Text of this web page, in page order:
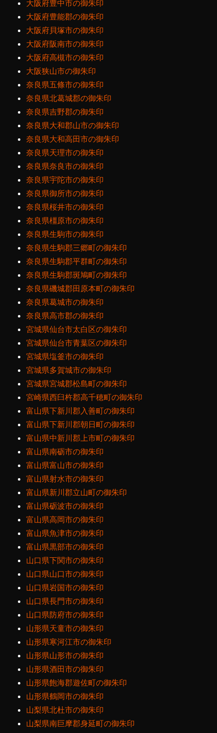
大阪府豊中市の御朱印
大阪府豊能郡の御朱印
大阪府貝塚市の御朱印
大阪府阪南市の御朱印
大阪府高槻市の御朱印
大阪狭山市の御朱印
奈良県五條市の御朱印
奈良県北葛城郡の御朱印
奈良県吉野郡の御朱印
奈良県大和郡山市の御朱印
奈良県大和高田市の御朱印
奈良県天理市の御朱印
奈良県奈良市の御朱印
奈良県宇陀市の御朱印
奈良県御所市の御朱印
奈良県桜井市の御朱印
奈良県橿原市の御朱印
奈良県生駒市の御朱印
奈良県生駒郡三郷町の御朱印
奈良県生駒郡平群町の御朱印
奈良県生駒郡斑鳩町の御朱印
奈良県磯城郡田原本町の御朱印
奈良県葛城市の御朱印
奈良県高市郡の御朱印
宮城県仙台市太白区の御朱印
宮城県仙台市青葉区の御朱印
宮城県塩釜市の御朱印
宮城県多賀城市の御朱印
宮城県宮城郡松島町の御朱印
宮崎県西臼杵郡高千穂町の御朱印
富山県下新川郡入善町の御朱印
富山県下新川郡朝日町の御朱印
富山県中新川郡上市町の御朱印
富山県南砺市の御朱印
富山県富山市の御朱印
富山県射水市の御朱印
富山県新川郡立山町の御朱印
富山県砺波市の御朱印
富山県高岡市の御朱印
富山県魚津市の御朱印
富山県黒部市の御朱印
山口県下関市の御朱印
山口県山口市の御朱印
山口県岩国市の御朱印
山口県長門市の御朱印
山口県防府市の御朱印
山形県天童市の御朱印
山形県寒河江市の御朱印
山形県山形市の御朱印
山形県酒田市の御朱印
山形県飽海郡遊佐町の御朱印
山形県鶴岡市の御朱印
山梨県北杜市の御朱印
山梨県南巨摩郡身延町の御朱印